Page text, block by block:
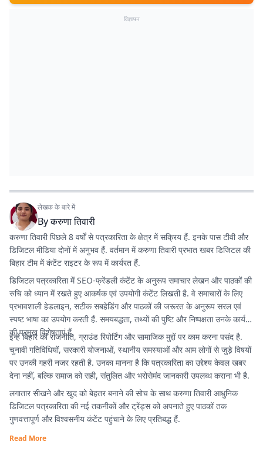
विज्ञापन
लेखक के बारे में
Byकरुणा तिवारी
करुणा तिवारी पिछले 8 वर्षों से पत्रकारिता के क्षेत्र में सक्रिय हैं. इनके पास टीवी और
डिजिटल मीडिया दोनों में अनुभव हैं. वर्तमान में करुणा तिवारी प्रभात खबर डिजिटल की
बिहार टीम में कंटेंट राइटर के रूप में कार्यरत हैं.
डिजिटल पत्रकारिता में SEO-फ्रेंडली कंटेंट के अनुरूप समाचार लेखन और पाठकों की
रुचि को ध्यान में रखते हुए आकर्षक एवं उपयोगी कंटेंट लिखती है. वे समाचारों के लिए
प्रभावशाली हेडलाइन, सटीक सबहेडिंग और पाठकों की जरूरत के अनुरूप सरल एवं
स्पष्ट भाषा का उपयोग करती हैं. समयबद्धता, तथ्यों की पुष्टि और निष्पक्षता उनके कार्य
की प्रमुख विशेषताएं हैं.
इन्हें बिहार की राजनीति, ग्राउंड रिपोर्टिंग और सामाजिक मुद्दों पर काम करना पसंद है.
चुनावी गतिविधियों, सरकारी योजनाओं, स्थानीय समस्याओं और आम लोगों से जुड़े विषयों
पर उनकी गहरी नजर रहती है. उनका मानना है कि पत्रकारिता का उद्देश्य केवल खबर
देना नहीं, बल्कि समाज को सही, संतुलित और भरोसेमंद जानकारी उपलब्ध कराना भी है.
लगातार सीखने और खुद को बेहतर बनाने की सोच के साथ करुणा तिवारी आधुनिक
डिजिटल पत्रकारिता की नई तकनीकों और ट्रेंड्स को अपनाते हुए पाठकों तक
गुणवत्तापूर्ण और विश्वसनीय कंटेंट पहुंचाने के लिए प्रतिबद्ध हैं.
Read More